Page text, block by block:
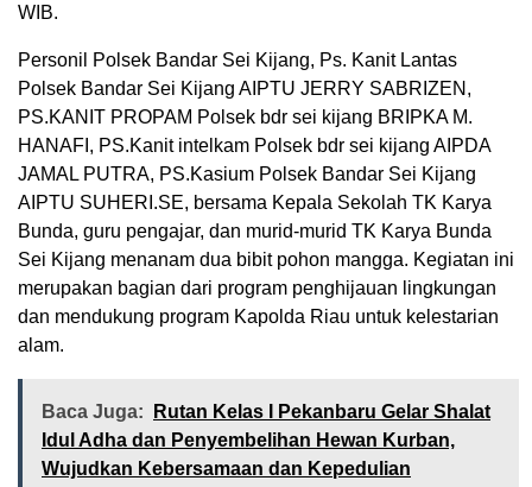
WIB.
Personil Polsek Bandar Sei Kijang, Ps. Kanit Lantas
Polsek Bandar Sei Kijang AIPTU JERRY SABRIZEN,
PS.KANIT PROPAM Polsek bdr sei kijang BRIPKA M.
HANAFI, PS.Kanit intelkam Polsek bdr sei kijang AIPDA
JAMAL PUTRA, PS.Kasium Polsek Bandar Sei Kijang
AIPTU SUHERI.SE, bersama Kepala Sekolah TK Karya
Bunda, guru pengajar, dan murid-murid TK Karya Bunda
Sei Kijang menanam dua bibit pohon mangga. Kegiatan ini
merupakan bagian dari program penghijauan lingkungan
dan mendukung program Kapolda Riau untuk kelestarian
alam.
Baca Juga:
Rutan Kelas I Pekanbaru Gelar Shalat
Idul Adha dan Penyembelihan Hewan Kurban,
Wujudkan Kebersamaan dan Kepedulian